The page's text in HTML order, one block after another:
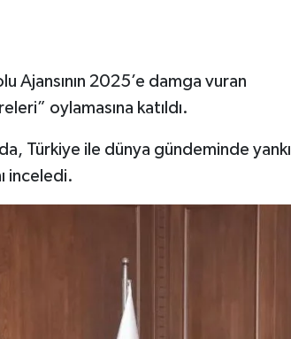
Ajansının 2025’e damga vuran
oylamasına katıldı.
Türkiye ile dünya gündeminde yankı
inceledi.